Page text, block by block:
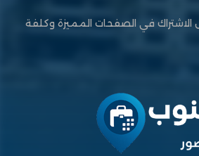
في الصفحات المميزة وكلفة